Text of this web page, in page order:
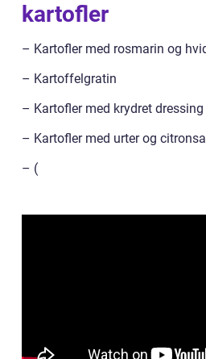
kartofler
– Kartofler med rosmarin og
– Kartoffelgratin
– Kartofler med krydret dressing
– Kartofler med urter og
– (